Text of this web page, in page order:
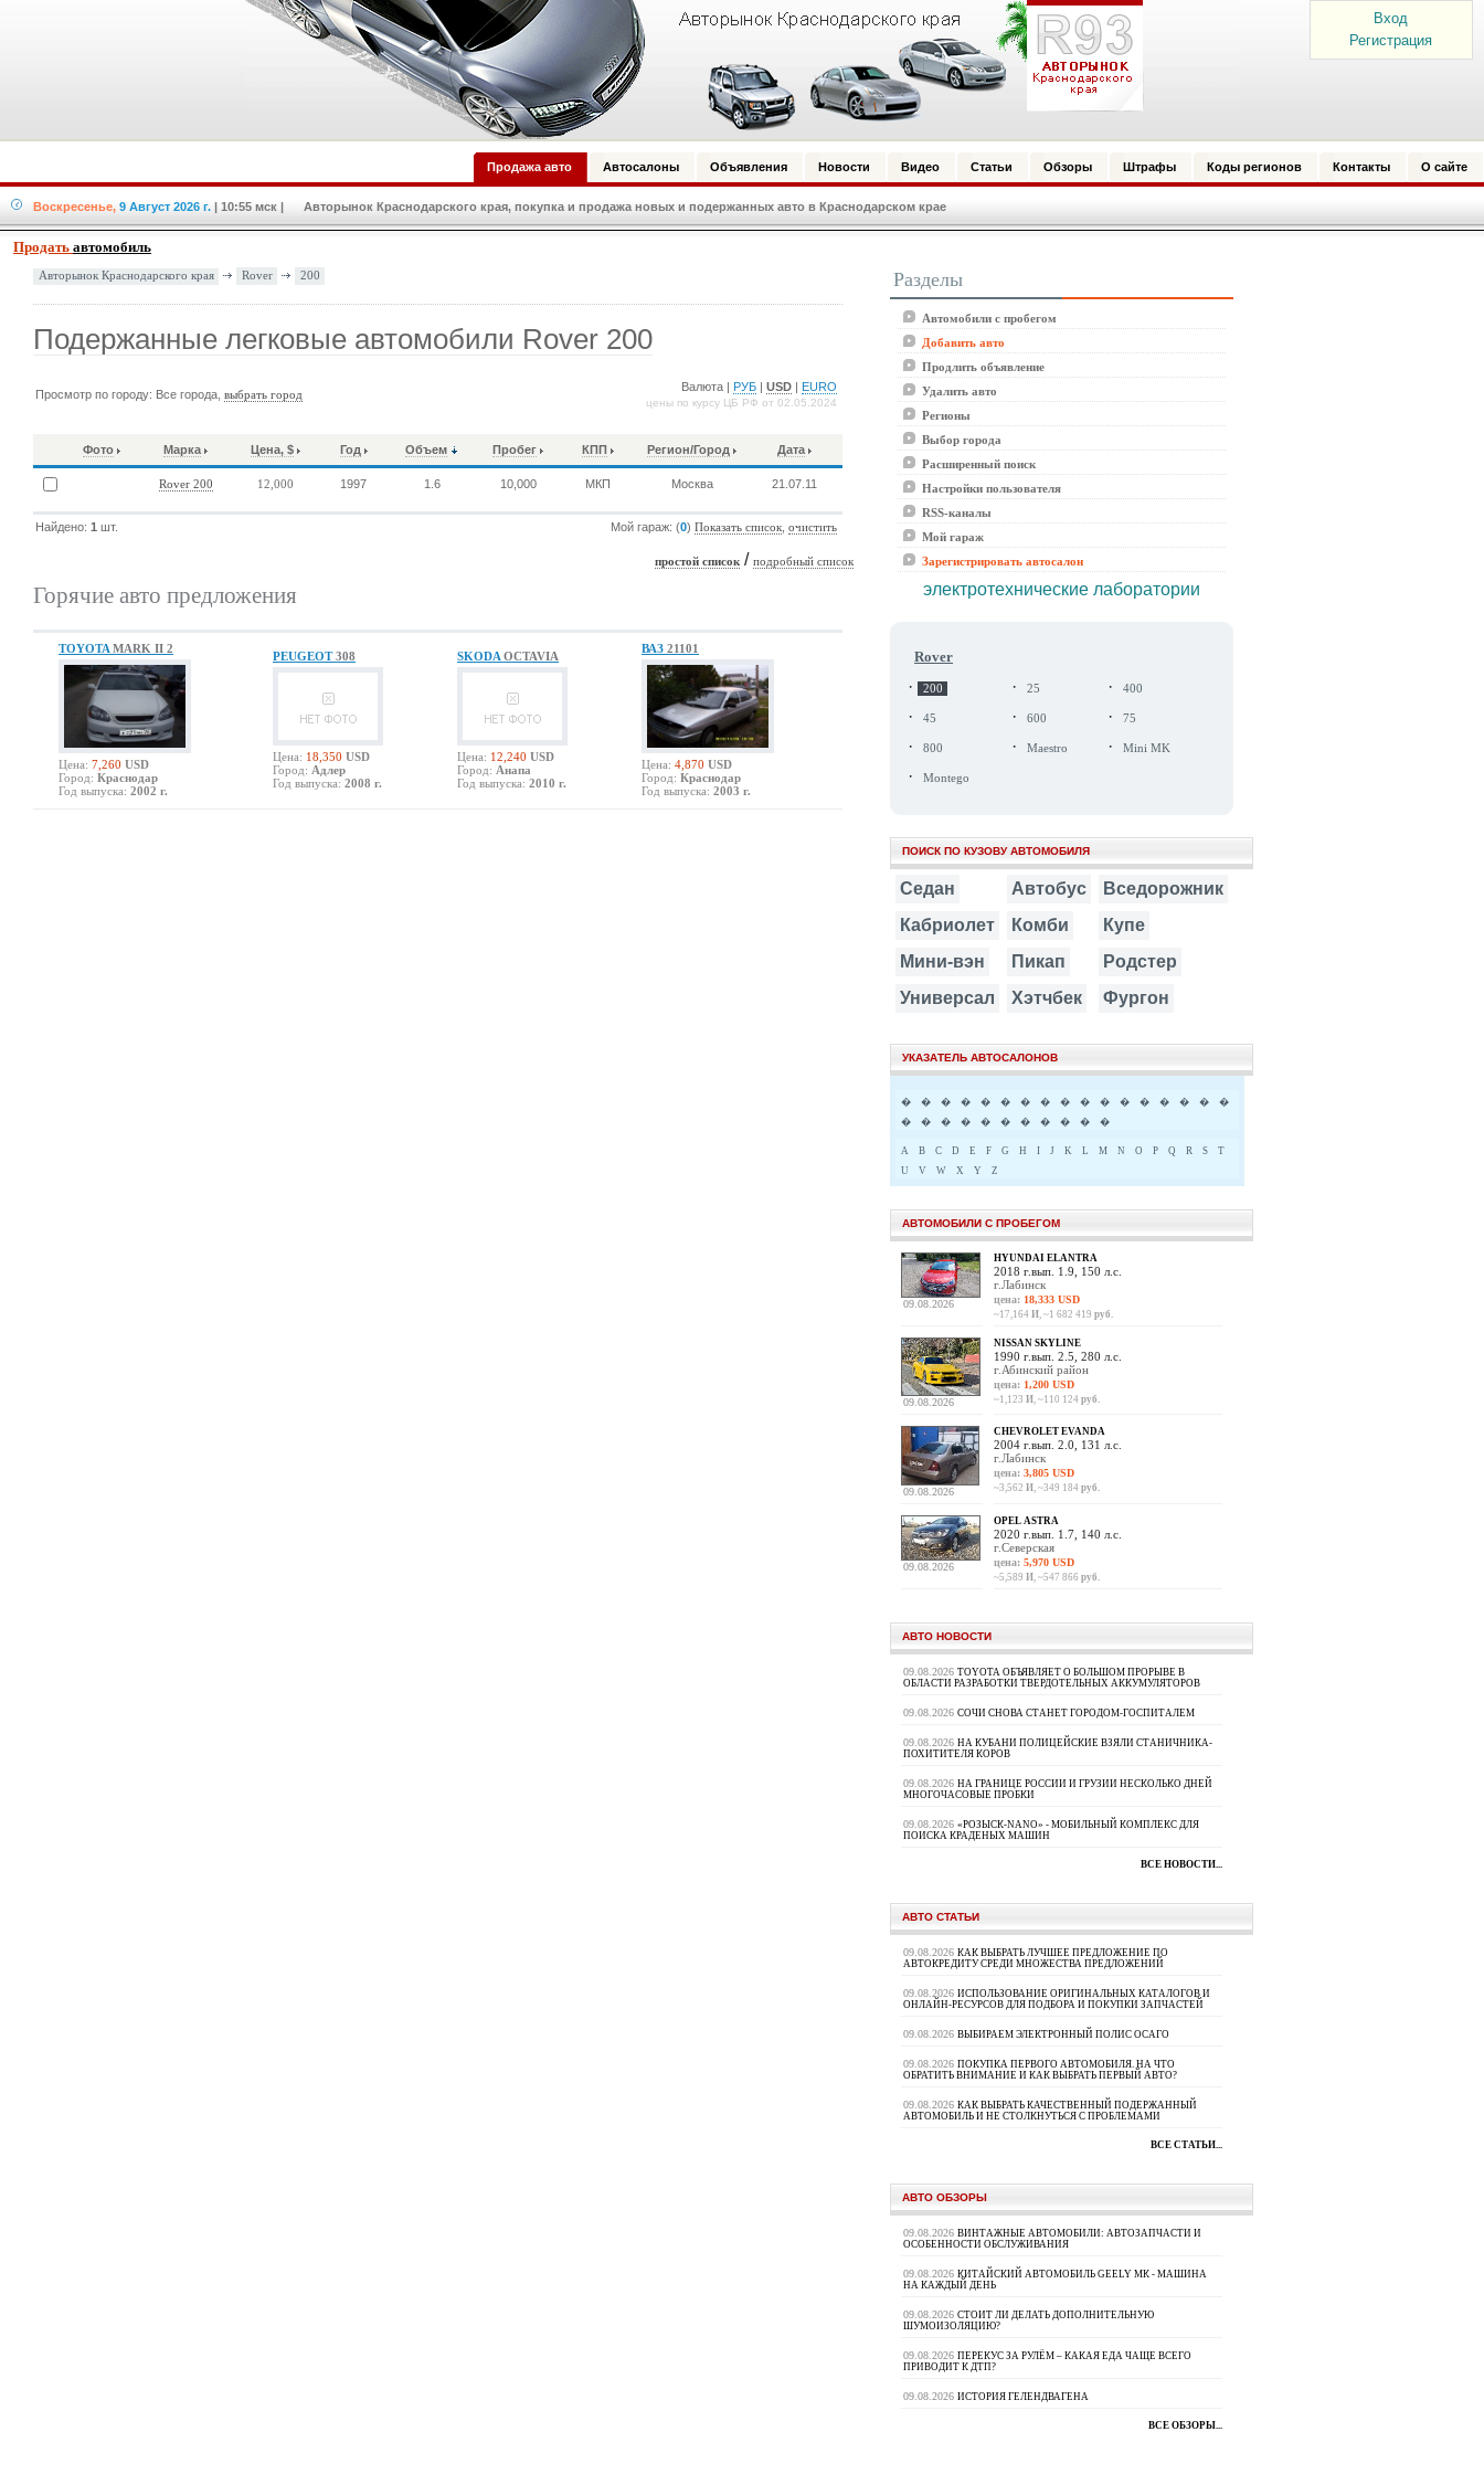
Вход
Регистрация
Продажа авто Автосалоны Объявления Новости Видео Статьи Обзоры Штрафы Коды регионов Контакты О сайте
Воскресенье, 9 Август 2026 г. | 10:55 мск | Авторынок Краснодарского края, покупка и продажа новых и подержанных авто в Краснодарском крае
Продать автомобиль
Авторынок Краснодарского края Rover 200
Подержанные легковые автомобили Rover 200
Просмотр по городу: Все города,выбрать город
Валюта | РУБ |USD EURO
цены по курсу ЦБ РФ от 02.05.2024
Фото Марка Цена, $ Год Объем Пробег КПП Регион/Город Дата
Rover 200 12,000 1997 1.6 10,000 МКП Москва 21.07.11
Найдено:1 шт. Мой гараж: (0)Показать список ,очистить
простой список /подробный список
Горячие авто предложения
TOYOTA MARK II 2
Цена: 7,260 USD
Город: Краснодар
Год выпуска: 2002 г.
PEUGEOT308
Цена: 18,350 USD
Город: Адлер
Год выпуска: 2008 г.
SKODA OCTAVIA
Цена: 12,240 USD
Город: Анапа
Год выпуска: 2010 г.
ВАЗ 21101
Цена: 4,870 USD
Город: Краснодар
Год выпуска: 2003 г.
Разделы
Автомобили с пробегом
Добавить авто
Продлить объявление
Удалить авто
Регионы
Выбор города
Расширенный поиск
Настройки пользователя
RSS-каналы
Мой гараж
Зарегистрировать автосалон
электротехнические лаборатории
Rover
· 200 · 25 · 400
· 45 · 600 · 75
· 800 · Maestro · Mini MK
· Montego
ПОИСК ПО КУЗОВУ АВТОМОБИЛЯ
Седан Автобус
Вседорожник
Кабриолет
Комби
Купе
Мини-вэн
Пикап
Родстер
Универсал
Хэтчбек Фургон
УКАЗАТЕЛЬ АВТОСАЛОНОВ
� � � � � � � � � � � � � � � �
�
�
� � � � � � � � � �
A B C D E F G H I J K L M N O P Q R S
T
U
V W X Y Z
АВТОМОБИЛИ С ПРОБЕГОМ
09.08.2026
HYUNDAI ELANTRA
2018 г.вып. 1.9, 150 л.с.
г.Лабинск
цена: 18,333 USD
~17,164 И, ~1 682 419 руб.
09.08.2026
NISSAN SKYLINE
1990 г.вып. 2.5, 280 л.с.
г.Абинский район
цена: 1,200 USD
~1,123 И, ~110 124 руб.
09.08.2026
CHEVROLET EVANDA
2004 г.вып. 2.0, 131 л.с.
г.Лабинск
цена: 3,805 USD
~3,562 И, ~349 184 руб.
09.08.2026
OPEL ASTRA
2020 г.вып. 1.7, 140 л.с.
г.Северская
цена: 5,970 USD
~5,589 И, ~547 866 руб.
АВТО НОВОСТИ
09.08.2026 TOYOTA ОБЪЯВЛЯЕТ О БОЛЬШОМ ПРОРЫВЕ В
ОБЛАСТИ РАЗРАБОТКИ ТВЕРДОТЕЛЬНЫХ АККУМУЛЯТОРОВ
09.08.2026 СОЧИ СНОВА СТАНЕТ ГОРОДОМ-ГОСПИТАЛЕМ
09.08.2026 НА КУБАНИ ПОЛИЦЕЙСКИЕ ВЗЯЛИ СТАНИЧНИКА-
ПОХИТИТЕЛЯ КОРОВ
09.08.2026 НА ГРАНИЦЕ РОССИИ И ГРУЗИИ НЕСКОЛЬКО ДНЕЙ
МНОГОЧАСОВЫЕ ПРОБКИ
09.08.2026 «РОЗЫСК-NANO» - МОБИЛЬНЫЙ КОМПЛЕКС ДЛЯ
ПОИСКА КРАДЕНЫХ МАШИН
ВСЕ НОВОСТИ...
АВТО СТАТЬИ
09.08.2026 КАК ВЫБРАТЬ ЛУЧШЕЕ ПРЕДЛОЖЕНИЕ ПО
АВТОКРЕДИТУ СРЕДИ МНОЖЕСТВА ПРЕДЛОЖЕНИЙ
09.08.2026 ИСПОЛЬЗОВАНИЕ ОРИГИНАЛЬНЫХ КАТАЛОГОВ И
ОНЛАЙН-РЕСУРСОВ ДЛЯ ПОДБОРА И ПОКУПКИ ЗАПЧАСТЕЙ
09.08.2026 ВЫБИРАЕМ ЭЛЕКТРОННЫЙ ПОЛИС ОСАГО
09.08.2026 ПОКУПКА ПЕРВОГО АВТОМОБИЛЯ. НА ЧТО
ОБРАТИТЬ ВНИМАНИЕ И КАК ВЫБРАТЬ ПЕРВЫЙ АВТО?
09.08.2026 КАК ВЫБРАТЬ КАЧЕСТВЕННЫЙ ПОДЕРЖАННЫЙ
АВТОМОБИЛЬ И НЕ СТОЛКНУТЬСЯ С ПРОБЛЕМАМИ
ВСЕ СТАТЬИ...
АВТО ОБЗОРЫ
09.08.2026 ВИНТАЖНЫЕ АВТОМОБИЛИ: АВТОЗАПЧАСТИ И
ОСОБЕННОСТИ ОБСЛУЖИВАНИЯ
09.08.2026 КИТАЙСКИЙ АВТОМОБИЛЬ GEELY МК - МАШИНА
НА КАЖДЫЙ ДЕНЬ
09.08.2026 СТОИТ ЛИ ДЕЛАТЬ ДОПОЛНИТЕЛЬНУЮ
ШУМОИЗОЛЯЦИЮ?
09.08.2026 ПЕРЕКУС ЗА РУЛЁМ – КАКАЯ ЕДА ЧАЩЕ ВСЕГО
ПРИВОДИТ К ДТП?
09.08.2026 ИСТОРИЯ ГЕЛЕНДВАГЕНА
ВСЕ ОБЗОРЫ...